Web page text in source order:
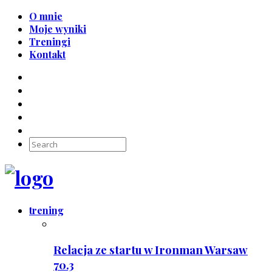
O mnie
Moje wyniki
Treningi
Kontakt
trening
Relacja ze startu w Ironman Warsaw
70.3